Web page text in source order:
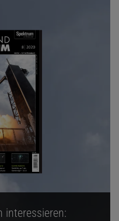
interessieren: